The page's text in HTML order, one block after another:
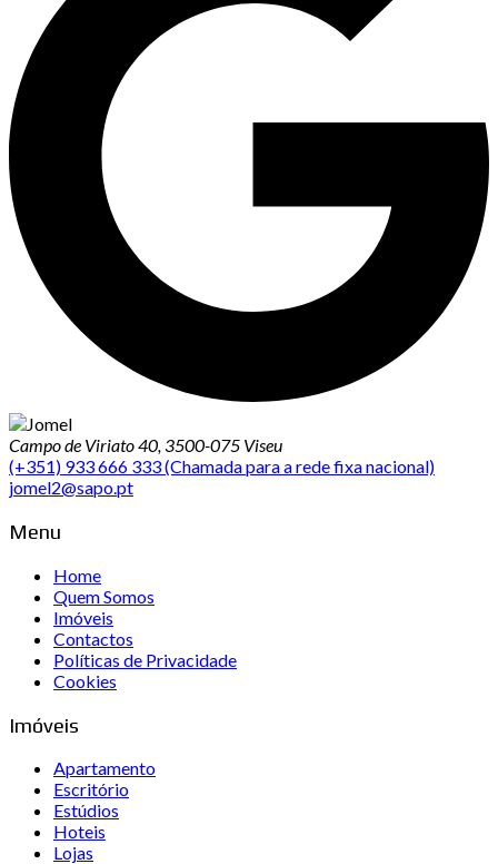
Campo de Viriato 40, 3500-075 Viseu
(+351) 933 666 333 (Chamada para a rede fixa nacional)
jomel2@sapo.pt
Menu
Home
Quem Somos
Imóveis
Contactos
Políticas de Privacidade
Cookies
Imóveis
Apartamento
Escritório
Estúdios
Hoteis
Lojas